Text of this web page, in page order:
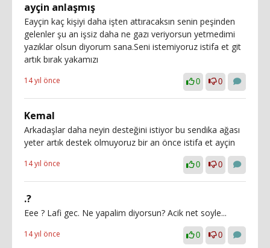
ayçin anlaşmış
Eayçin kaç kişiyi daha işten attıracaksın senin peşinden
gelenler şu an işsiz daha ne gazı veriyorsun yetmedimi
yazıklar olsun diyorum sana.Seni istemiyoruz istifa et git
artık bırak yakamızı
14 yıl önce 0 0
Kemal
Arkadaşlar daha neyin desteğini istiyor bu sendika ağası
yeter artık destek olmuyoruz bir an önce istifa et ayçin
14 yıl önce 0 0
.?
Eee ? Lafi gec. Ne yapalim diyorsun? Acik net soyle...
14 yıl önce 0 0